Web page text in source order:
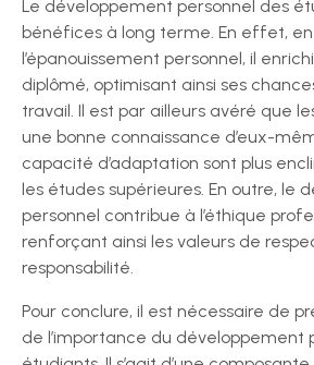
Le développement personnel des
bénéfices à long terme. En effet,
l’épanouissement personnel, il
diplômé, optimisant ainsi ses
travail. Il est par ailleurs avéré que
une bonne connaissance d’eux-
capacité d’adaptation sont plus
les études supérieures. En outre, le
personnel contribue à l’éthique
renforçant ainsi les valeurs de
responsabilité.
Pour conclure, il est nécessaire de
de l’importance du développement